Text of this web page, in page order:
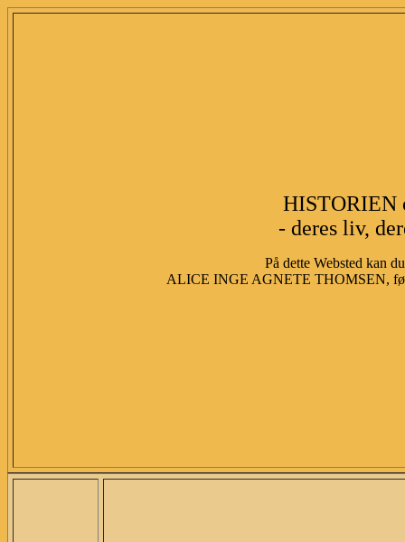
HISTORIEN
- deres liv,
På dette Websted kan
ALICE INGE AGNETE THOMSEN,